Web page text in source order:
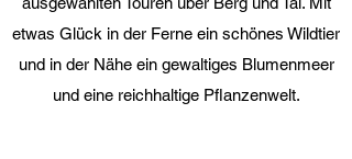
etwas Glück in der Ferne ein schönes Wildtier
und in der Nähe ein gewaltiges Blumenmeer
und eine reichhaltige Pflanzenwelt.